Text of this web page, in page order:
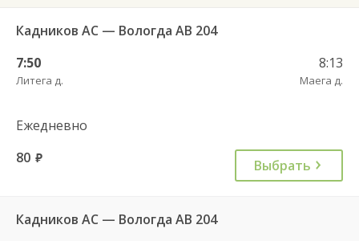
Кадников АС — Вологда АВ 204
7:50
Литега д.
8:13
Маега д.
Ежедневно
80 руб. Выбрать
Кадников АС — Вологда АВ 204